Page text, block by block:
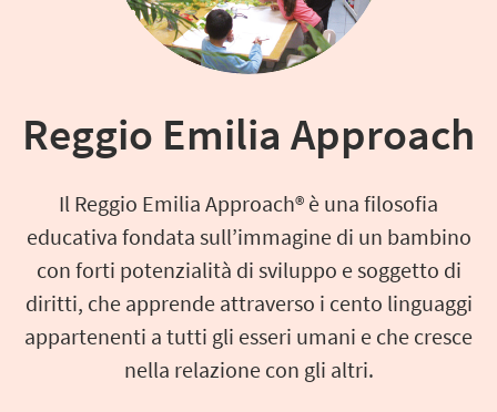
Reggio Emilia Approach
Il Reggio Emilia Approach® è una filosofia
educativa fondata sull’immagine di un bambino
con forti potenzialità di sviluppo e soggetto di
diritti, che apprende attraverso i cento linguaggi
appartenenti a tutti gli esseri umani e che cresce
nella relazione con gli altri.